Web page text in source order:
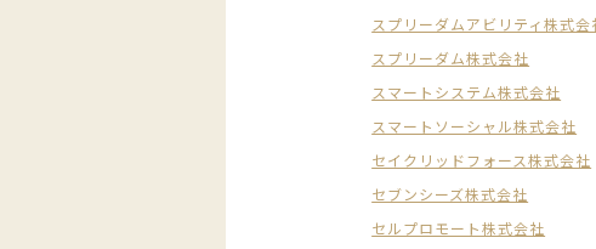
スプリーダムアビリティ株式会
スプリーダム株式会社
スマートシステム株式会社
スマートソーシャル株式会社
セイクリッドフォース株式会社
セブンシーズ株式会社
セルプロモート株式会社